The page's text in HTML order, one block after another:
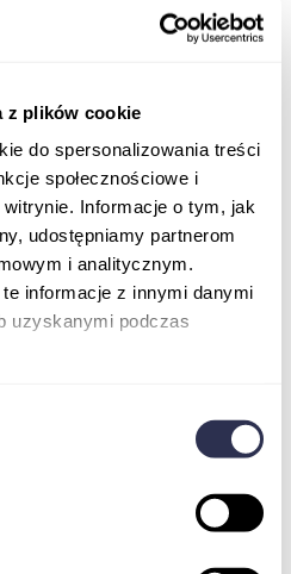
z plików cookie
do spersonalizowania treści
społecznościowe i
Informacje o tym, jak
udostępniamy partnerom
i analitycznym.
informacje z innymi danymi
uzyskanymi podczas
pracowników